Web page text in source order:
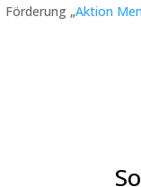
Förderung „Aktion